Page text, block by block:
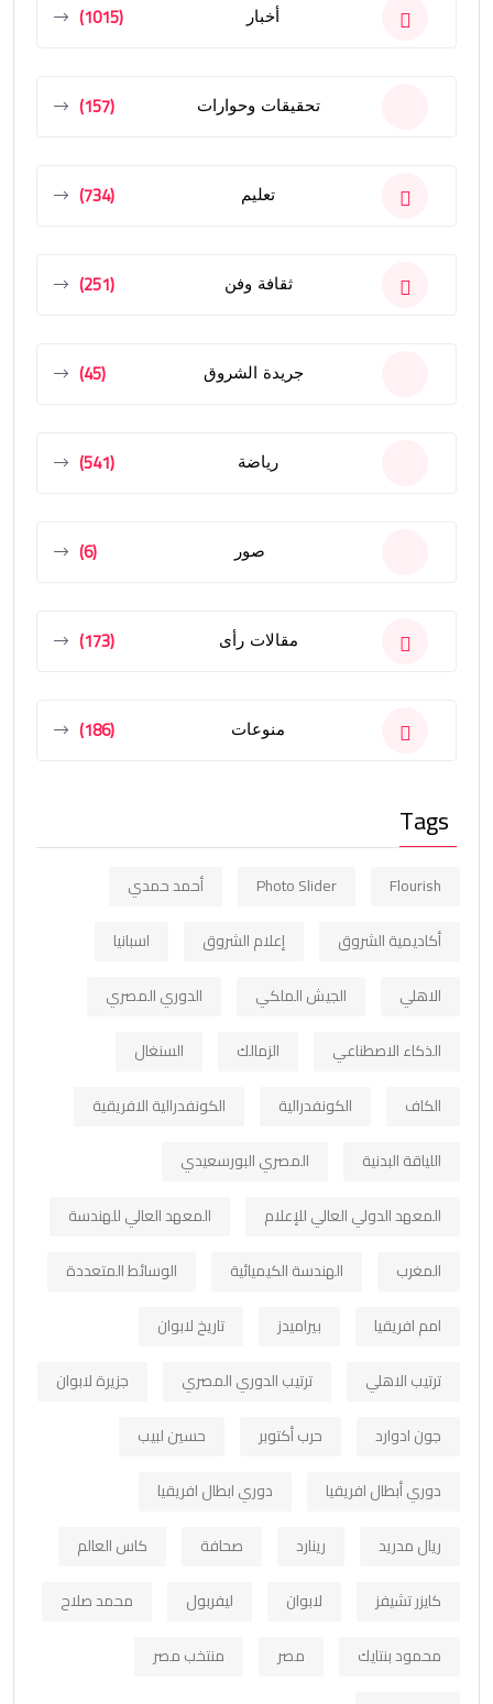
أخبار (1015)
تحقيقات وحوارات (157)
تعليم (734)
ثقافة وفن (251)
جريدة الشروق (45)
رياضة (541)
صور (6)
مقالات رأى (173)
منوعات (186)
Tags
Flourish
Photo Slider
أحمد حمدي
أكاديمية الشروق
إعلام الشروق
اسبانيا
الاهلي
الجيش الملكي
الدوري المصري
الذكاء الاصطناعي
الزمالك
السنغال
الكاف
الكونفدرالية
الكونفدرالية الافريقية
اللياقة البدنية
المصري البورسعيدي
المعهد الدولي العالي للإعلام
المعهد العالي للهندسة
المغرب
الهندسة الكيميائية
الوسائط المتعددة
امم افريقيا
بيراميدز
تاريخ لابوان
ترتيب الاهلي
ترتيب الدوري المصري
جزيرة لابوان
جون ادوارد
حرب أكتوبر
حسين لبيب
دوري أبطال افريقيا
دوري ابطال افريقيا
ريال مدريد
رينارد صحافة
كاس العالم
كايزر تشيفز
لابوان ليفربول
محمد صلاح
محمود بنتايك
مصر
منتخب مصر